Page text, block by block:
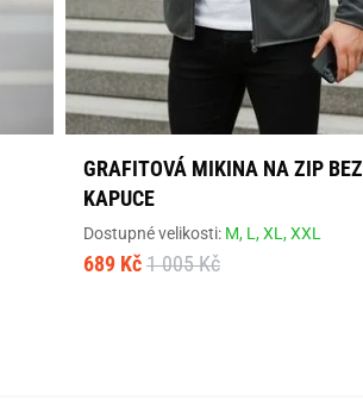
GRAFITOVÁ MIKINA NA ZIP BEZ
KAPUCE
Dostupné velikosti: M, L,XL,XXL
689 Kč 1 005 Kč